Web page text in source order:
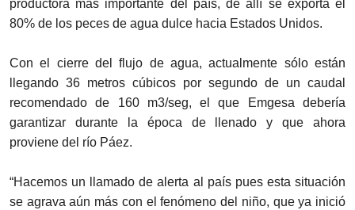
productora más importante del país, de allí se exporta el
80% de los peces de agua dulce hacia Estados Unidos.
Con el cierre del flujo de agua, actualmente sólo están
llegando 36 metros cúbicos por segundo de un caudal
recomendado de 160 m3/seg, el que Emgesa debería
garantizar durante la época de llenado y que ahora
proviene del río Páez.
“Hacemos un llamado de alerta al país pues esta situación
se agrava aún más con el fenómeno del niño, que ya inició